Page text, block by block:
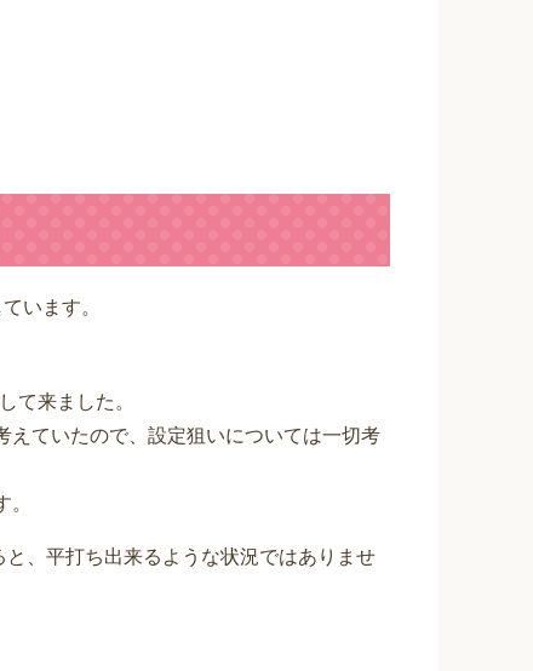
います。
て来ました。
えていたので、設定狙いについては一切考
、平打ち出来るような状況ではありませ